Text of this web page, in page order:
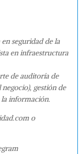
seguridad de la
en infraestructura
de auditoría de
gestión de
la información.
o